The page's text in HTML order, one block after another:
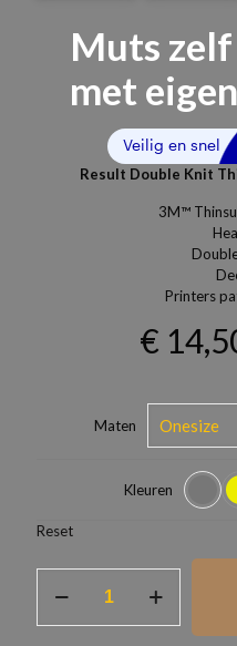
Muts
met
Result Double Knit
3M™
Printers
€
Maten
Kleuren
Reset
zelf